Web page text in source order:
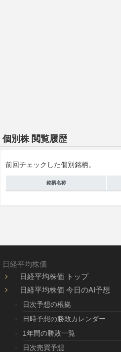
個別株 閲覧履歴
前回チェックした個別銘柄。
銘柄名称
日経平均株価
日経平均株価 トップ
日経平均株価 今日のAI予想
日次予想の根拠
日時予想の勝敗カレンダー
1年間の勝敗一覧
日次売買予想